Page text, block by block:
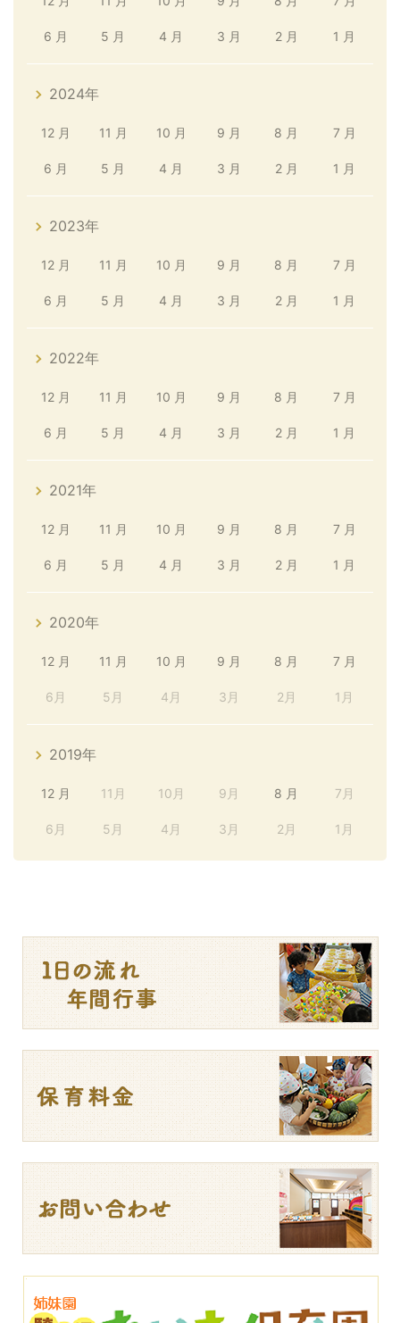
6 月 5 月 4 月 3 月 2 月 1 月
2024年
12 月 11 月 10 月 9 月 8 月 7 月
6 月 5 月 4 月 3 月 2 月 1 月
2023年
12 月 11 月 10 月 9 月 8 月 7 月
6 月 5 月 4 月 3 月 2 月 1 月
2022年
12 月 11 月 10 月 9 月 8 月 7 月
6 月 5 月 4 月 3 月 2 月 1 月
2021年
12 月 11 月 10 月 9 月 8 月 7 月
6 月 5 月 4 月 3 月 2 月 1 月
2020年
12 月 11 月 10 月 9 月 8 月 7 月
6月 5月 4月 3月 2月 1月
2019年
12 月 11月 10月 9月 8 月 7月
6月 5月 4月 3月 2月 1月